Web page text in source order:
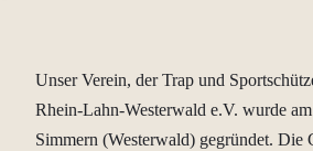
Unser Verein, der Trap und
Rhein-Lahn-Westerwald e.V. wurde
Simmern (Westerwald) gegründet. Die